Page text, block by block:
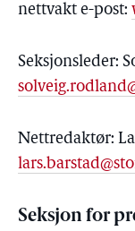
nettvakt e-post:
Seksjonsleder:
Nettredaktør:
Seksjon for